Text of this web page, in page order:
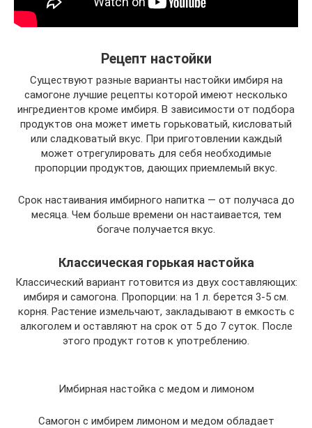
Рецепт настойки
Существуют разные варианты настойки имбиря на
самогоне лучшие рецепты которой имеют несколько
ингредиентов кроме имбиря. В зависимости от подбора
продуктов она может иметь горьковатый, кисловатый
или сладковатый вкус. При приготовлении каждый
может отрегулировать для себя необходимые
пропорции продуктов, дающих приемлемый вкус.
Срок настаивания имбирного напитка — от получаса до
месяца. Чем больше времени он настаивается, тем
богаче получается вкус.
Классическая горькая настойка
Классический вариант готовится из двух составляющих:
имбиря и самогона. Пропорции: на 1 л. берется 3-5 см.
корня. Растение измельчают, закладывают в емкость с
алкоголем и оставляют на срок от 5 до 7 суток. После
этого продукт готов к употреблению.
Имбирная настойка с медом и лимоном
Самогон с имбирем лимоном и медом обладает